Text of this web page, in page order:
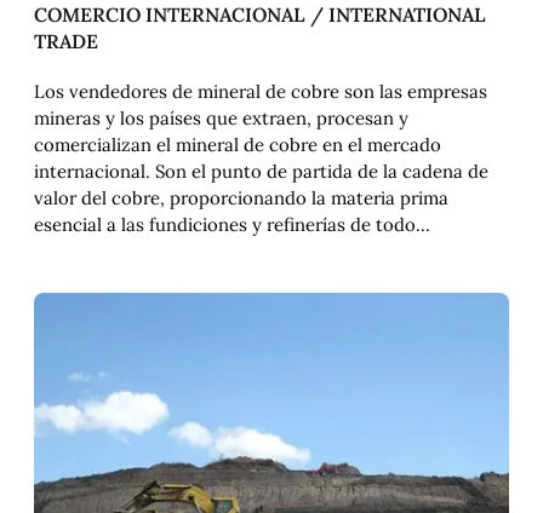
COMERCIO INTERNACIONAL / INTERNATIONAL
TRADE
Los vendedores de mineral de cobre son las empresas
mineras y los países que extraen, procesan y
comercializan el mineral de cobre en el mercado
internacional. Son el punto de partida de la cadena de
valor del cobre, proporcionando la materia prima
esencial a las fundiciones y refinerías de todo…